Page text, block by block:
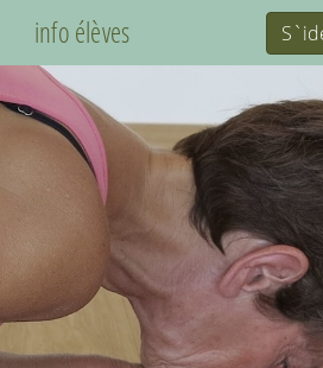
info élèves